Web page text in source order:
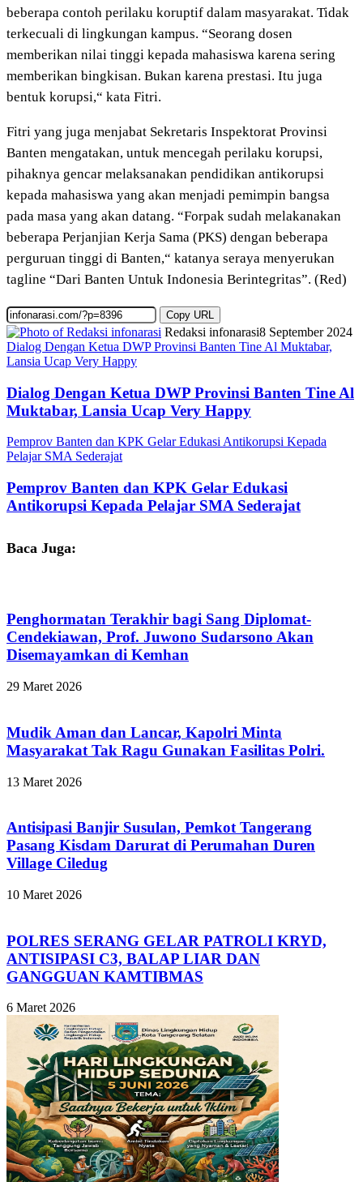
beberapa contoh perilaku koruptif dalam masyarakat. Tidak
terkecuali di lingkungan kampus. “Seorang dosen
memberikan nilai tinggi kepada mahasiswa karena sering
memberikan bingkisan. Bukan karena prestasi. Itu juga
bentuk korupsi,“ kata Fitri.
Fitri yang juga menjabat Sekretaris Inspektorat Provinsi
Banten mengatakan, untuk mencegah perilaku korupsi,
pihaknya gencar melaksanakan pendidikan antikorupsi
kepada mahasiswa yang akan menjadi pemimpin bangsa
pada masa yang akan datang. “Forpak sudah melakanakan
beberapa Perjanjian Kerja Sama (PKS) dengan beberapa
perguruan tinggi di Banten,“ katanya seraya menyerukan
tagline “Dari Banten Untuk Indonesia Berintegritas”. (Red)
Copy URL
Redaksi infonarasi8 September 2024
Dialog Dengan Ketua DWP Provinsi Banten Tine Al Muktabar,
Lansia Ucap Very Happy
Dialog Dengan Ketua DWP Provinsi Banten Tine Al
Muktabar, Lansia Ucap Very Happy
Pemprov Banten dan KPK Gelar Edukasi Antikorupsi Kepada
Pelajar SMA Sederajat
Pemprov Banten dan KPK Gelar Edukasi
Antikorupsi Kepada Pelajar SMA Sederajat
Baca Juga:
Penghormatan Terakhir bagi Sang Diplomat-
Cendekiawan, Prof. Juwono Sudarsono Akan
Disemayamkan di Kemhan
29 Maret 2026
Mudik Aman dan Lancar, Kapolri Minta
Masyarakat Tak Ragu Gunakan Fasilitas Polri.
13 Maret 2026
Antisipasi Banjir Susulan, Pemkot Tangerang
Pasang Kisdam Darurat di Perumahan Duren
Village Ciledug
10 Maret 2026
POLRES SERANG GELAR PATROLI KRYD,
ANTISIPASI C3, BALAP LIAR DAN
GANGGUAN KAMTIBMAS
6 Maret 2026